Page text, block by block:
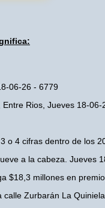
06-26 - 6779
Rios, Jueves 18-06-
o 4 cifras dentro de los
a la cabeza. Jueves
$18,3 millones en
Zurbarán La